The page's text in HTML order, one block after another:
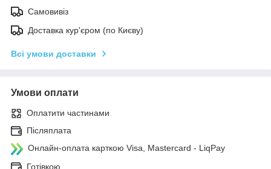
Самовивіз
Доставка кур'єром (по Києву)
Всі умови доставки
Умови оплати
Оплатити частинами
Післяплата
Онлайн-оплата карткою Visa, Mastercard - LiqPay
Готівкою